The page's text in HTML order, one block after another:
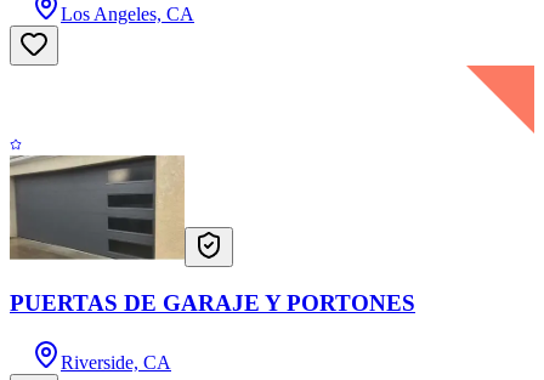
Los Angeles, CA
PUERTAS DE GARAJE Y PORTONES
Riverside, CA